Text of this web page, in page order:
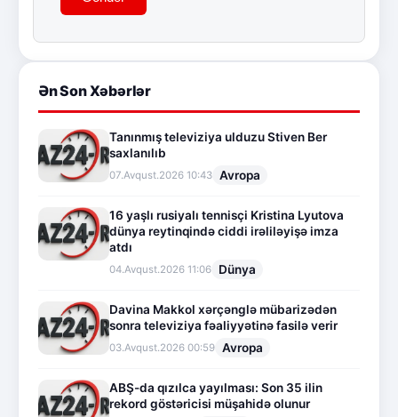
Ən Son Xəbərlər
Tanınmış televiziya ulduzu Stiven Ber
saxlanılıb
07.Avqust.2026 10:43 Avropa
16 yaşlı rusiyalı tennisçi Kristina Lyutova
dünya reytinqində ciddi irəliləyişə imza
atdı
04.Avqust.2026 11:06 Dünya
Davina Makkol xərçənglə mübarizədən
sonra televiziya fəaliyyətinə fasilə verir
03.Avqust.2026 00:59 Avropa
ABŞ-da qızılca yayılması: Son 35 ilin
rekord göstəricisi müşahidə olunur